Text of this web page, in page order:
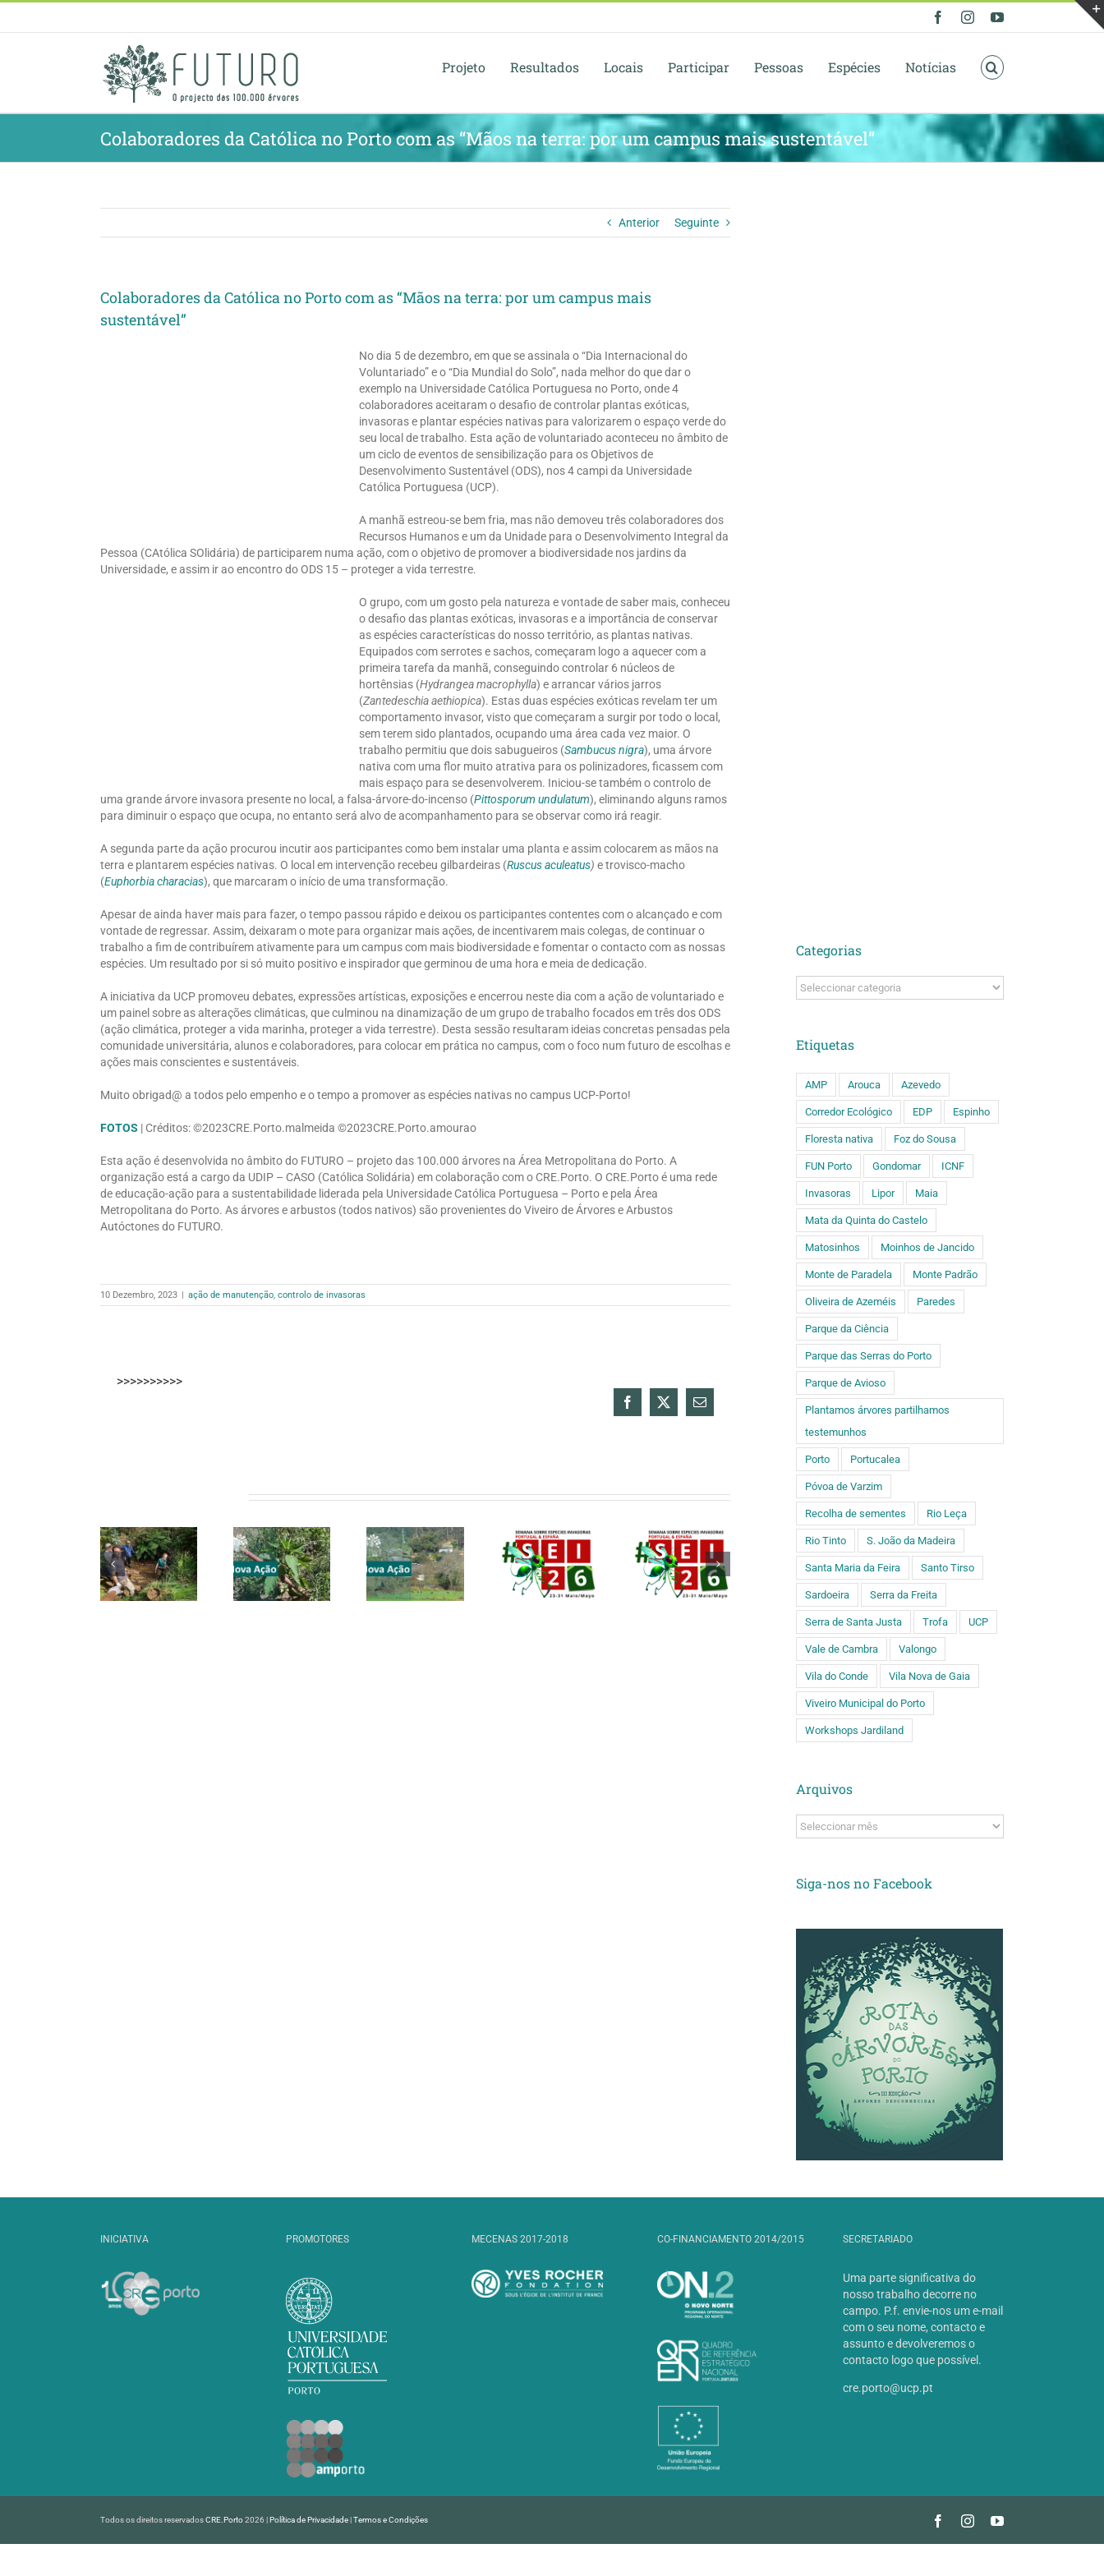
FacebookInstagramYouTube
Projeto Resultados Locais Participar Pessoas Espécies Notícias
Colaboradores da Católica no Porto com as “Mãos na terra: por um campus mais sustentável”
Anterior Seguinte
Colaboradores da Católica no Porto com as “Mãos na terra: por um campus mais
sustentável”
No dia 5 de dezembro, em que se assinala o “Dia Internacional do
Voluntariado” e o “Dia Mundial do Solo”, nada melhor do que dar o
exemplo na Universidade Católica Portuguesa no Porto, onde 4
colaboradores aceitaram o desafio de controlar plantas exóticas,
invasoras e plantar espécies nativas para valorizarem o espaço verde do
seu local de trabalho. Esta ação de voluntariado aconteceu no âmbito de
um ciclo de eventos de sensibilização para os Objetivos de
Desenvolvimento Sustentável (ODS), nos 4 campi da Universidade
Católica Portuguesa (UCP).
A manhã estreou-se bem fria, mas não demoveu três colaboradores dos
Recursos Humanos e um da Unidade para o Desenvolvimento Integral da
Pessoa (CAtólica SOlidária) de participarem numa ação, com o objetivo de promover a biodiversidade nos jardins da
Universidade, e assim ir ao encontro do ODS 15 – proteger a vida terrestre.
O grupo, com um gosto pela natureza e vontade de saber mais, conheceu
o desafio das plantas exóticas, invasoras e a importância de conservar
as espécies características do nosso território, as plantas nativas.
Equipados com serrotes e sachos, começaram logo a aquecer com a
primeira tarefa da manhã, conseguindo controlar 6 núcleos de
hortênsias (Hydrangea macrophylla) e arrancar vários jarros
(Zantedeschia aethiopica). Estas duas espécies exóticas revelam ter um
comportamento invasor, visto que começaram a surgir por todo o local,
sem terem sido plantados, ocupando uma área cada vez maior. O
trabalho permitiu que dois sabugueiros (Sambucus nigra), uma árvore
nativa com uma flor muito atrativa para os polinizadores, ficassem com
mais espaço para se desenvolverem. Iniciou-se também o controlo de
uma grande árvore invasora presente no local, a falsa-árvore-do-incenso (Pittosporum undulatum), eliminando alguns ramos
para diminuir o espaço que ocupa, no entanto será alvo de acompanhamento para se observar como irá reagir.
A segunda parte da ação procurou incutir aos participantes como bem instalar uma planta e assim colocarem as mãos na
terra e plantarem espécies nativas. O local em intervenção recebeu gilbardeiras (Ruscus aculeatus) e trovisco-macho
(Euphorbia characias), que marcaram o início de uma transformação.
Apesar de ainda haver mais para fazer, o tempo passou rápido e deixou os participantes contentes com o alcançado e com
vontade de regressar. Assim, deixaram o mote para organizar mais ações, de incentivarem mais colegas, de continuar o
trabalho a fim de contribuírem ativamente para um campus com mais biodiversidade e fomentar o contacto com as nossas
espécies. Um resultado por si só muito positivo e inspirador que germinou de uma hora e meia de dedicação.
A iniciativa da UCP promoveu debates, expressões artísticas, exposições e encerrou neste dia com a ação de voluntariado e
um painel sobre as alterações climáticas, que culminou na dinamização de um grupo de trabalho focados em três dos ODS
(ação climática, proteger a vida marinha, proteger a vida terrestre). Desta sessão resultaram ideias concretas pensadas pela
comunidade universitária, alunos e colaboradores, para colocar em prática no campus, com o foco num futuro de escolhas e
ações mais conscientes e sustentáveis.
Muito obrigad@ a todos pelo empenho e o tempo a promover as espécies nativas no campus UCP-Porto!
FOTOS | Créditos: ©2023CRE.Porto.malmeida ©2023CRE.Porto.amourao
Esta ação é desenvolvida no âmbito do FUTURO – projeto das 100.000 árvores na Área Metropolitana do Porto. A
organização está a cargo da UDIP – CASO (Católica Solidária) em colaboração com o CRE.Porto. O CRE.Porto é uma rede
de educação-ação para a sustentabilidade liderada pela Universidade Católica Portuguesa – Porto e pela Área
Metropolitana do Porto. As árvores e arbustos (todos nativos) são provenientes do Viveiro de Árvores e Arbustos
Autóctones do FUTURO.
10 Dezembro, 2023 | ação de manutenção, controlo de invasoras
>>>>>>>>>>
Facebook
X
Email
(necessário
CONVITE |
Gondomar
| 27 junho
2026
CONVITE |
Valongo |
20 junho
2026
CONVITE |
#SEI2026 |
23-31 maio
2026
Convite |
Valongo |
24 maio
Categorias
Categorias
Etiquetas
AMP Arouca Azevedo
Corredor Ecológico EDP Espinho
Floresta nativa Foz do Sousa
FUN Porto Gondomar ICNF
Invasoras Lipor Maia
Mata da Quinta do Castelo
Matosinhos Moinhos de Jancido
Monte de Paradela Monte Padrão
Oliveira de Azeméis Paredes
Parque da Ciência
Parque das Serras do Porto
Parque de Avioso
Plantamos árvores partilhamos
testemunhos
Porto Portucalea
Póvoa de Varzim
Recolha de sementes Rio Leça
Rio Tinto S. João da Madeira
Santa Maria da Feira Santo Tirso
Sardoeira Serra da Freita
Serra de Santa Justa Trofa UCP
Vale de Cambra Valongo
Vila do Conde Vila Nova de Gaia
Viveiro Municipal do Porto
Workshops Jardiland
Arquivos
Arquivos
Siga-nos no Facebook
INICIATIVA PROMOTORES MECENAS 2017-2018 CO-FINANCIAMENTO 2014/2015 SECRETARIADO
Uma parte significativa do
nosso trabalho decorre no
campo. P.f. envie-nos um e-mail
com o seu nome, contacto e
assunto e devolveremos o
contacto logo que possível.
cre.porto@ucp.pt
Todos os direitos reservadosCRE.Porto2026 |Política de Privacidade |Termos e Condições FacebookInstagramYouTube